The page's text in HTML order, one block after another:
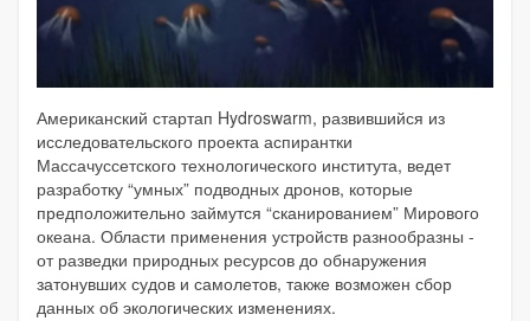
Американский стартап Hydroswarm, развившийся из
исследовательского проекта аспирантки
Массачуссетского технологического института, ведет
разработку “умных” подводных дронов, которые
предположительно займутся “сканированием” Мирового
океана. Области применения устройств разнообразны -
от разведки природных ресурсов до обнаружения
затонувших судов и самолетов, также возможен сбор
данных об экологических изменениях.